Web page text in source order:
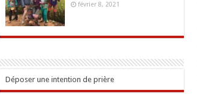
février 8, 2021
Déposer une intention de prière